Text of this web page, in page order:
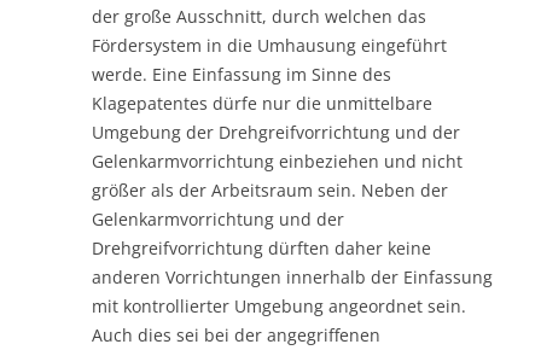
der große Ausschnitt, durch welchen das
Fördersystem in die Umhausung eingeführt
werde. Eine Einfassung im Sinne des
Klagepatentes dürfe nur die unmittelbare
Umgebung der Drehgreifvorrichtung und der
Gelenkarmvorrichtung einbeziehen und nicht
größer als der Arbeitsraum sein. Neben der
Gelenkarmvorrichtung und der
Drehgreifvorrichtung dürften daher keine
anderen Vorrichtungen innerhalb der Einfassung
mit kontrollierter Umgebung angeordnet sein.
Auch dies sei bei der angegriffenen